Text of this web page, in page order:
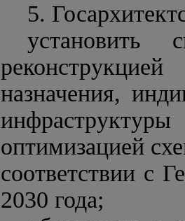
5.
установить
назначения,
оптимизацией
соответствии с
2030 года;